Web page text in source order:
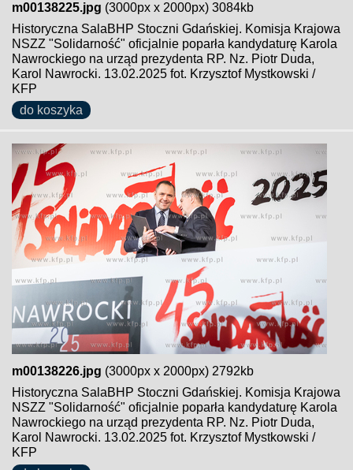
m00138225.jpg (3000px x 2000px) 3084kb
Historyczna SalaBHP Stoczni Gdańskiej. Komisja Krajowa
NSZZ "Solidarność" oficjalnie poparła kandydaturę Karola
Nawrockiego na urząd prezydenta RP. Nz. Piotr Duda,
Karol Nawrocki. 13.02.2025 fot. Krzysztof Mystkowski /
KFP
do koszyka
m00138226.jpg (3000px x 2000px) 2792kb
Historyczna SalaBHP Stoczni Gdańskiej. Komisja Krajowa
NSZZ "Solidarność" oficjalnie poparła kandydaturę Karola
Nawrockiego na urząd prezydenta RP. Nz. Piotr Duda,
Karol Nawrocki. 13.02.2025 fot. Krzysztof Mystkowski /
KFP